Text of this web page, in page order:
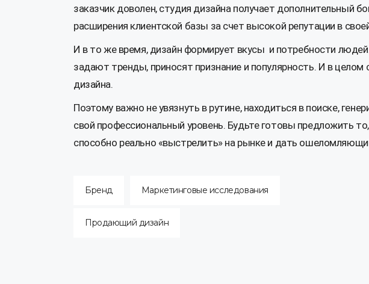
заказчик доволен, студия дизайна получает дополнительный
расширения клиентской базы за счет высокой репутации в
И в то же время, дизайн формирует вкусы и потребности
задают тренды, приносят признание и популярность. И в
дизайна.
Поэтому важно не увязнуть в рутине, находиться в поиске,
свой профессиональный уровень. Будьте готовы предложить
способно реально «выстрелить» на рынке и дать
Бренд Маркетинговые исследования
Продающий дизайн